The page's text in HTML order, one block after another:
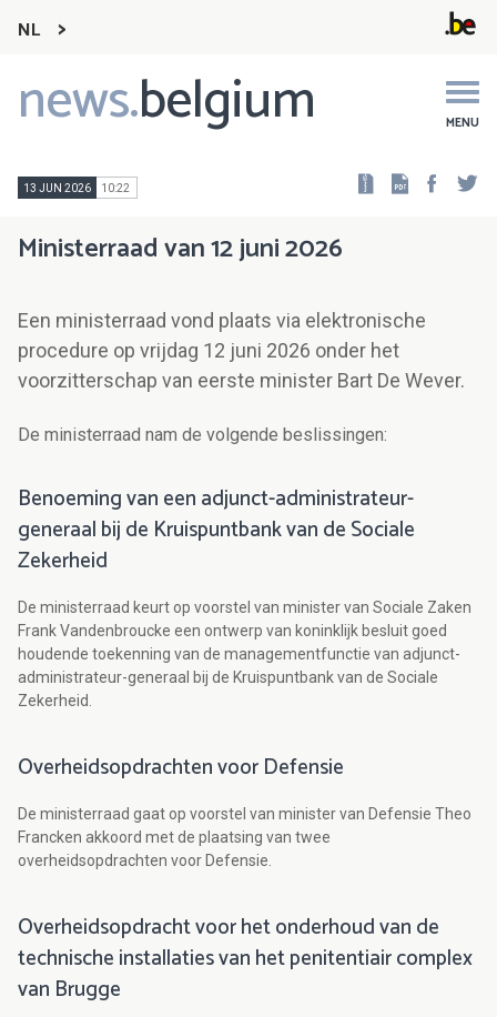
NL
news.belgium MENU
Main
navigation
13 JUN 2026 10:22
Ministerraad van 12 juni 2026
Een ministerraad vond plaats via elektronische
procedure op vrijdag 12 juni 2026 onder het
voorzitterschap van eerste minister Bart De Wever.
De ministerraad nam de volgende beslissingen:
Benoeming van een adjunct-administrateur-
generaal bij de Kruispuntbank van de Sociale
Zekerheid
De ministerraad keurt op voorstel van minister van Sociale Zaken
Frank Vandenbroucke een ontwerp van koninklijk besluit goed
houdende toekenning van de managementfunctie van adjunct-
administrateur-generaal bij de Kruispuntbank van de Sociale
Zekerheid.
Overheidsopdrachten voor Defensie
De ministerraad gaat op voorstel van minister van Defensie Theo
Francken akkoord met de plaatsing van twee
overheidsopdrachten voor Defensie.
Overheidsopdracht voor het onderhoud van de
technische installaties van het penitentiair complex
van Brugge